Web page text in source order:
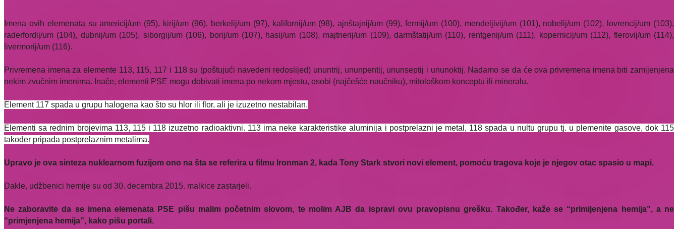
Imena ovih elemenata su americij/um (95), kirij/um (96), berkelij/um (97), kalifornij/um (98), ajnštajnij/um (99), fermij/um (100), mendeljivij/um (101), nobelij/um (102), lovrencij/um (103),
raderfordij/um (104), dubnij/um (105), siborgij/um (106), borij/um (107), hasij/um (108), majtnerij/um (109), darmštatij/um (110), rentgenij/um (111), kopernicij/um (112), flerovij/um (114),
livermorij/um (116).
Privremena imena za elemente 113, 115, 117 i 118 su (poštujući navedeni redoslijed) ununtrij, ununpentij, ununseptij i ununoktij. Nadamo se da će ova privremena imena biti zamijenjena
nekim zvučnim imenima. Inače, elementi PSE mogu dobivati imena po nekom mjestu, osobi (najčešće naučniku), mitološkom konceptu ili mineralu.
Element 117 spada u grupu halogena kao što su hlor ili flor, ali je izuzetno nestabilan.
Elementi sa rednim brojevima 113, 115 i 118 izuzetno radioaktivni. 113 ima neke karakteristike aluminija i postprelazni je metal, 118 spada u nultu grupu tj. u plemenite gasove, dok 115
također pripada postprelaznim metalima.
Upravo je ova sinteza nuklearnom fuzijom ono na šta se referira u filmu Ironman 2, kada Tony Stark stvori novi element, pomoću tragova koje je njegov otac spasio u mapi.
Dakle, udžbenici hemije su od 30. decembra 2015. malkice zastarjeli.
Ne zaboravite da se imena elemenata PSE pišu malim početnim slovom, te molim AJB da ispravi ovu pravopisnu grešku. Također, kaže se “primijenjena hemija”, a ne
“primjenjena hemija”, kako pišu portali.